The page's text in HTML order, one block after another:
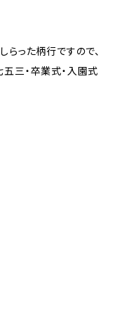
らった柄行ですので、
三・卒業式・入園式